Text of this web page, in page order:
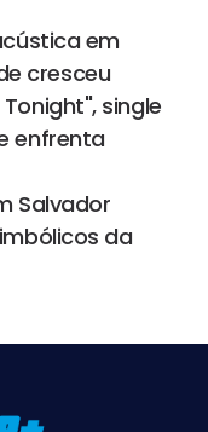
em
cresceu
Tonight", single
enfrenta
Salvador
da